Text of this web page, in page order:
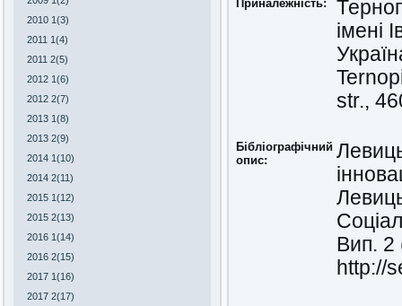
2010 1(3)
2011 1(4)
2011 2(5)
2012 1(6)
2012 2(7)
2013 1(8)
2013 2(9)
2014 1(10)
2014 2(11)
2015 1(12)
2015 2(13)
2016 1(14)
2016 2(15)
2017 1(16)
2017 2(17)
Приналежність:
імені
str.,
Бібліографічний
опис:
Вип.
http://